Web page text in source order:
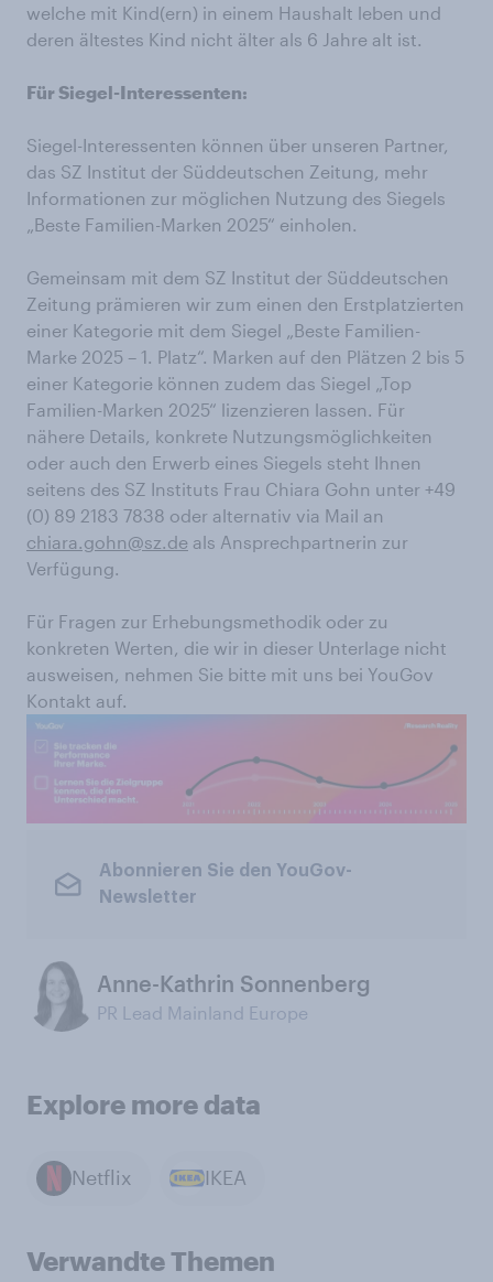
welche mit Kind(ern) in einem Haushalt leben und
deren ältestes Kind nicht älter als 6 Jahre alt ist.
Für Siegel-Interessenten:
Siegel-Interessenten können über unseren Partner,
das SZ Institut der Süddeutschen Zeitung, mehr
Informationen zur möglichen Nutzung des Siegels
„Beste Familien-Marken 2025“ einholen.
Gemeinsam mit dem SZ Institut der Süddeutschen
Zeitung prämieren wir zum einen den Erstplatzierten
einer Kategorie mit dem Siegel „Beste Familien-
Marke 2025 – 1. Platz“. Marken auf den Plätzen 2 bis 5
einer Kategorie können zudem das Siegel „Top
Familien-Marken 2025“ lizenzieren lassen. Für
nähere Details, konkrete Nutzungsmöglichkeiten
oder auch den Erwerb eines Siegels steht Ihnen
seitens des SZ Instituts Frau Chiara Gohn unter +49
(0) 89 2183 7838 oder alternativ via Mail an
chiara.gohn@sz.de als Ansprechpartnerin zur
Verfügung.
Für Fragen zur Erhebungsmethodik oder zu
konkreten Werten, die wir in dieser Unterlage nicht
ausweisen, nehmen Sie bitte mit uns bei YouGov
Kontakt auf.
Abonnieren Sie den YouGov-
Newsletter
Anne-Kathrin Sonnenberg
PR Lead Mainland Europe
Explore more data
Netflix IKEA
Verwandte Themen